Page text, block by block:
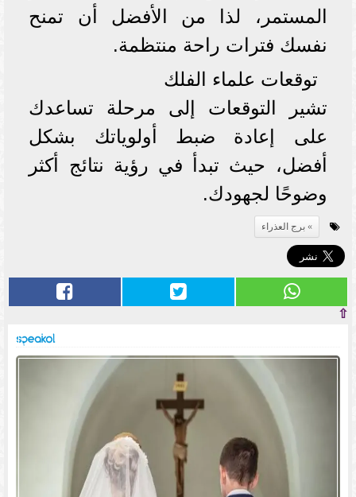
المستمر، لذا من الأفضل أن تمنح
نفسك فترات راحة منتظمة.
توقعات علماء الفلك
تشير التوقعات إلى مرحلة تساعدك
على إعادة ضبط أولوياتك بشكل
أفضل، حيث تبدأ في رؤية نتائج أكثر
وضوحًا لجهودك.
برج العذراء
⇧